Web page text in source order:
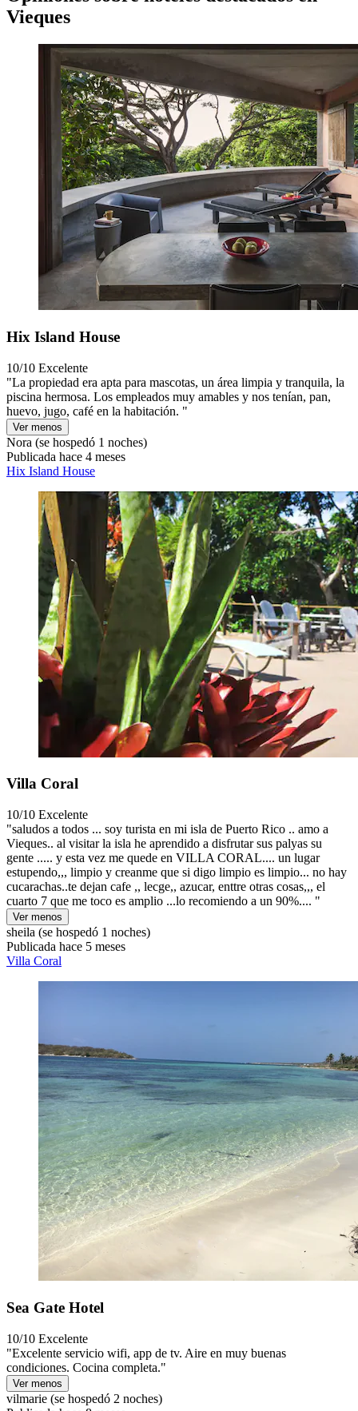
Vieques
Hix Island House
10/10 Excelente
"La propiedad era apta para mascotas, un área limpia y tranquila, la
piscina hermosa. Los empleados muy amables y nos tenían, pan,
huevo, jugo, café en la habitación. "
Ver menos
Nora (se hospedó 1 noches)
Publicada hace 4 meses
Hix Island House
Villa Coral
10/10 Excelente
"saludos a todos ... soy turista en mi isla de Puerto Rico .. amo a
Vieques.. al visitar la isla he aprendido a disfrutar sus palyas su
gente ..... y esta vez me quede en VILLA CORAL.... un lugar
estupendo,,, limpio y creanme que si digo limpio es limpio... no hay
cucarachas..te dejan cafe ,, lecge,, azucar, enttre otras cosas,,, el
cuarto 7 que me toco es amplio ...lo recomiendo a un 90%.... "
Ver menos
sheila (se hospedó 1 noches)
Publicada hace 5 meses
Villa Coral
Sea Gate Hotel
10/10 Excelente
"Excelente servicio wifi, app de tv. Aire en muy buenas
condiciones. Cocina completa."
Ver menos
vilmarie (se hospedó 2 noches)